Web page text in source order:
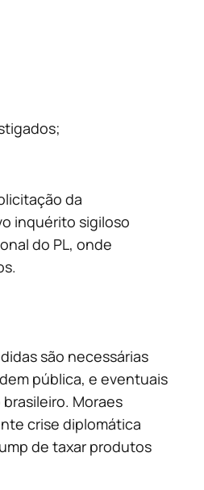
da
inquérito sigiloso
do PL, onde
são necessárias
pública, e eventuais
Moraes
crise diplomática
de taxar produtos